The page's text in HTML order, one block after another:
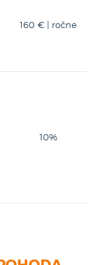
160 € | ročne
10%